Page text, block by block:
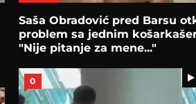
Saša Obradović pred Barsu
problem sa jednim
"Nije pitanje za mene..."
0